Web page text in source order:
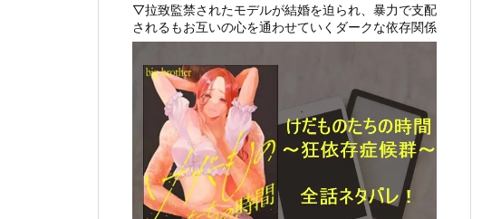
▽拉致監禁されたモデルが結婚を迫られ、暴力で支配
されるもお互いの心を通わせていくダークな依存関係